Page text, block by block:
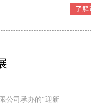
公司承办的“迎新